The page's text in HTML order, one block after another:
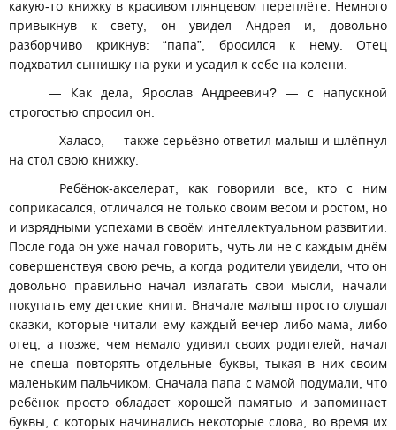
какую-то книжку в красивом глянцевом переплёте. Немного
привыкнув к свету, он увидел Андрея и, довольно
разборчиво крикнув: “папа”, бросился к нему. Отец
подхватил сынишку на руки и усадил к себе на колени.
— Как дела, Ярослав Андреевич? — с напускной
строгостью спросил он.
— Халасо, — также серьёзно ответил малыш и шлёпнул
на стол свою книжку.
Ребёнок-акселерат, как говорили все, кто с ним
соприкасался, отличался не только своим весом и ростом, но
и изрядными успехами в своём интеллектуальном развитии.
После года он уже начал говорить, чуть ли не с каждым днём
совершенствуя свою речь, а когда родители увидели, что он
довольно правильно начал излагать свои мысли, начали
покупать ему детские книги. Вначале малыш просто слушал
сказки, которые читали ему каждый вечер либо мама, либо
отец, а позже, чем немало удивил своих родителей, начал
не спеша повторять отдельные буквы, тыкая в них своим
маленьким пальчиком. Сначала папа с мамой подумали, что
ребёнок просто обладает хорошей памятью и запоминает
буквы, с которых начинались некоторые слова, во время их